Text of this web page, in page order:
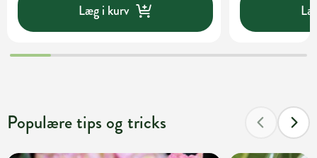
Læg i kurv
Populære tips og tricks